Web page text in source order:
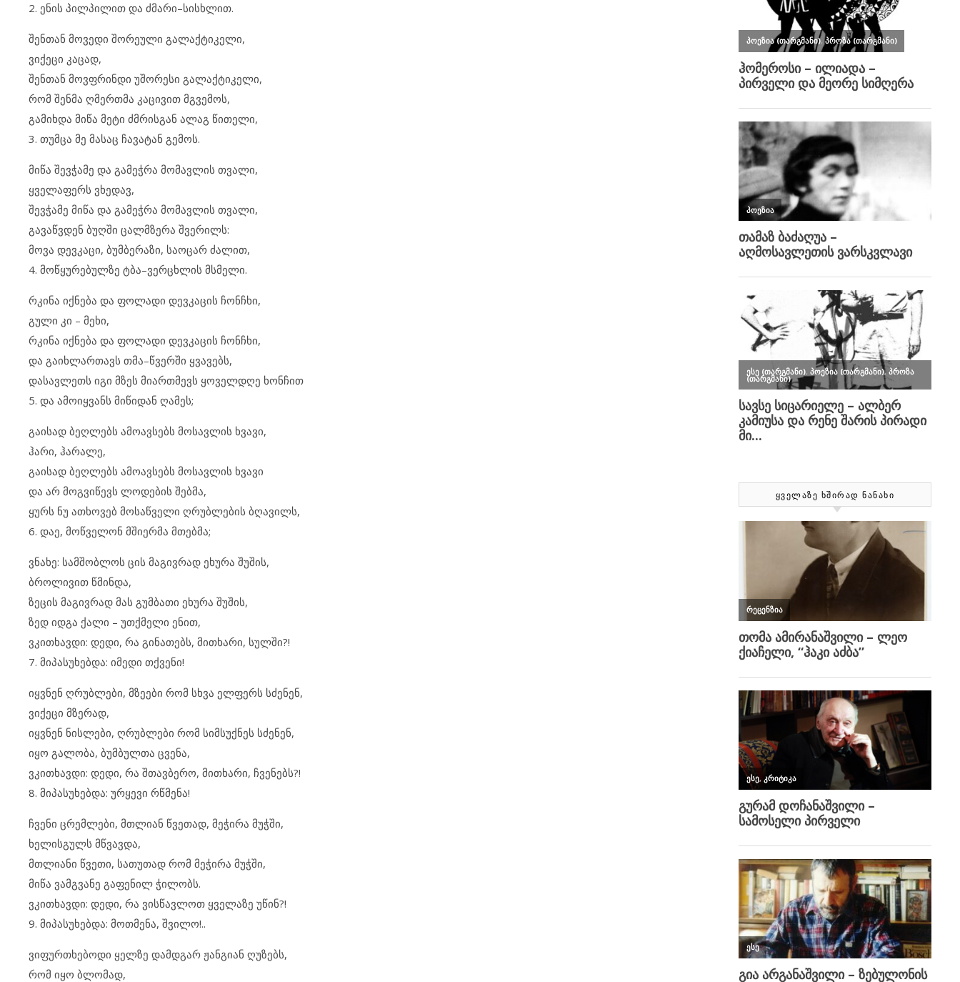
2. ენის პილპილით და ძმარი–სისხლით.
შენთან მოვედი შორეული გალაქტიკელი,
ვიქეცი კაცად,
შენთან მოვფრინდი უშორესი გალაქტიკელი,
რომ შენმა ღმერთმა კაცივით მგვემოს,
გამიხდა მიწა მეტი ძმრისგან ალაგ წითელი,
3. თუმცა მე მასაც ჩავატან გემოს.
მიწა შევჭამე და გამეჭრა მომავლის თვალი,
ყველაფერს ვხედავ,
შევჭამე მიწა და გამეჭრა მომავლის თვალი,
გავაწვდენ ბუღში ცალმზერა შვერილს:
მოვა დევკაცი, ბუმბერაზი, საოცარ ძალით,
4. მოწყურებულზე ტბა–ვერცხლის მსმელი.
რკინა იქნება და ფოლადი დევკაცის ჩონჩხი,
გული კი – მეხი,
რკინა იქნება და ფოლადი დევკაცის ჩონჩხი,
და გაიხლართავს თმა–წვერში ყვავებს,
დასავლეთს იგი მზეს მიართმევს ყოველდღე ხონჩით
5. და ამოიყვანს მიწიდან ღამეს;
გაისად ბეღლებს ამოავსებს მოსავლის ხვავი,
ჰარი, ჰარალე,
გაისად ბეღლებს ამოავსებს მოსავლის ხვავი
და არ მოგვიწევს ლოდების შებმა,
ყურს ნუ ათხოვებ მოსაწველი ღრუბლების ბღავილს,
6. დაე, მოწველონ მშიერმა მთებმა;
ვნახე: სამშობლოს ცის მაგივრად ეხურა შუშის,
ბროლივით წმინდა,
ზეცის მაგივრად მას გუმბათი ეხურა შუშის,
ზედ იდგა ქალი – უთქმელი ენით,
ვკითხავდი: დედი, რა გინათებს, მითხარი, სულში?!
7. მიპასუხებდა: იმედი თქვენი!
იყვნენ ღრუბლები, მზეები რომ სხვა ელფერს სძენენ,
ვიქეცი მზერად,
იყვნენ ნისლები, ღრუბლები რომ სიმსუქნეს სძენენ,
იყო გალობა, ბუმბულთა ცვენა,
ვკითხავდი: დედი, რა შთავბერო, მითხარი, ჩვენებს?!
8. მიპასუხებდა: ურყევი რწმენა!
ჩვენი ცრემლები, მთლიან წვეთად, მეჭირა მუჭში,
ხელისგულს მწვავდა,
მთლიანი წვეთი, სათუთად რომ მეჭირა მუჭში,
მიწა ვამგვანე გაფენილ ჭილობს.
ვკითხავდი: დედი, რა ვისწავლოთ ყველაზე უწინ?!
9. მიპასუხებდა: მოთმენა, შვილო!..
ვიფურთხებოდი ყელზე დამდგარ ჟანგიან ღუზებს,
რომ იყო ბლომად,
ᲧᲕᲔᲚᲐᲖᲔ ᲮᲨᲘᲠᲐᲓ ᲜᲐᲜᲐᲮᲘ